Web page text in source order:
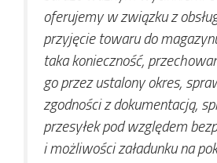
oferujemy w związku z
przyjęcie towaru do
taka konieczność,
go przez ustalony okres,
zgodności z dokumentacją,
przesyłek pod względem
i możliwości załadunku na